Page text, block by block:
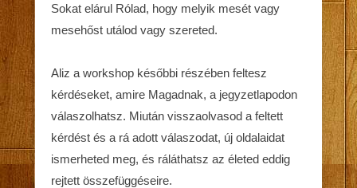
Sokat elárul Rólad, hogy melyik mesét vagy
mesehőst utálod vagy szereted.
Aliz a workshop későbbi részében feltesz
kérdéseket, amire Magadnak, a jegyzetlapodon
válaszolhatsz. Miután visszaolvasod a feltett
kérdést és a rá adott válaszodat, új oldalaidat
ismerheted meg, és ráláthatsz az életed eddig
rejtett összefüggéseire.